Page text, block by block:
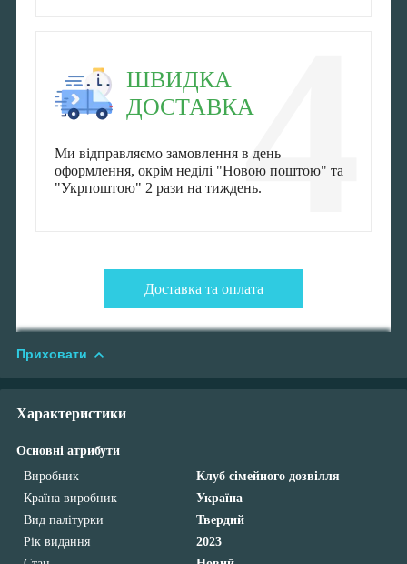
4
ШВИДКА
ДОСТАВКА
Ми відправляємо замовлення в день
оформлення, окрім неділі "Новою поштою" та
"Укрпоштою" 2 рази на тиждень.
Доставка та оплата
Приховати
Характеристики
Основні атрибути
Виробник
Клуб сімейного дозвілля
Країна виробник
Україна
Вид палітурки
Твердий
Рік видання
2023